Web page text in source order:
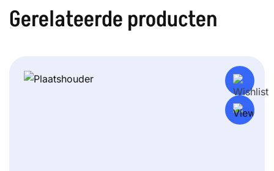
Gerelateerde producten